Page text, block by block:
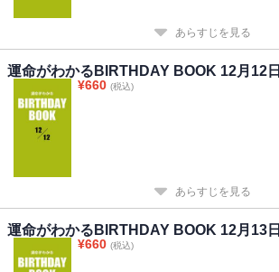
あらすじを見る
運命がわかるBIRTHDAY BOOK 12月12日
¥660 (税込)
あらすじを見る
運命がわかるBIRTHDAY BOOK 12月13日
¥660 (税込)